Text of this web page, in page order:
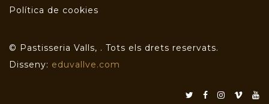
Política de cookies
© Pastisseria Valls, . Tots els drets reservats.
Disseny: eduvallve.com